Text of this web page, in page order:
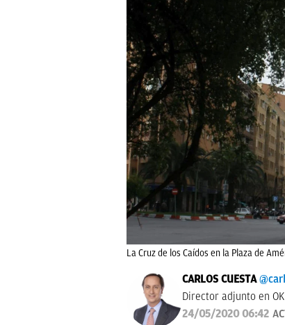
La Cruz de los Caídos en la Plaza de
CARLOS CUESTA
Director adjunto en
24/05/2020 06:42